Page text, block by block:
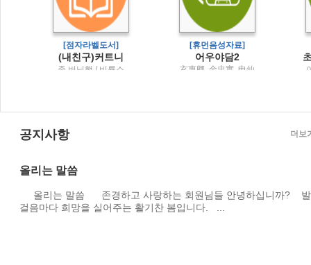
[점자라벨도서]
(내친구)커트니
존 버닝햄 / 비룡소
[휴먼음성자료]
어우야담2
玄惠卿, 金忠實, 申仙
공지사항
올리는 말씀
올리는 말씀 존경하고 사랑하는 회원님들 안녕하십니까? 발
걸음마다 희망을 실어주는 활기찬 봄입니다. ...
더보